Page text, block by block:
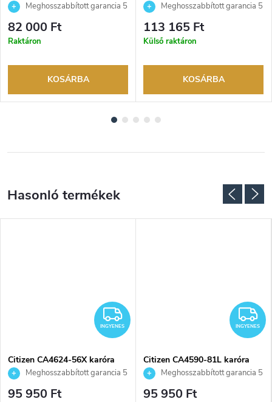
Meghosszabbított garancia 5
évre. Akár 100 napos
visszaküldési lehetőség. Hivatalos
82 000 Ft
Raktáron
KOSÁRBA
Meghosszabbított garancia 5
évre. Akár 100 napos
visszaküldési lehetőség. Hivatalos
113 165 Ft
Külső raktáron
KOSÁRBA
INGYENES
INGYENES
Citizen CA4624-56X karóra
Meghosszabbított garancia 5
évre. Akár 100 napos
95 950 Ft
INGYENES
Citizen CA4590-81L karóra
Meghosszabbított garancia 5
évre. Akár 100 napos
95 950 Ft